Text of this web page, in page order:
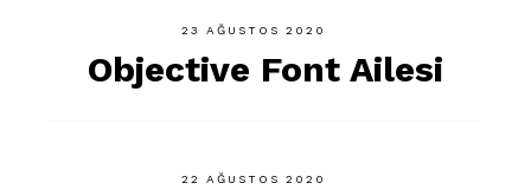
23 AĞUSTOS 2020
Objective Font Ailesi
22 AĞUSTOS 2020